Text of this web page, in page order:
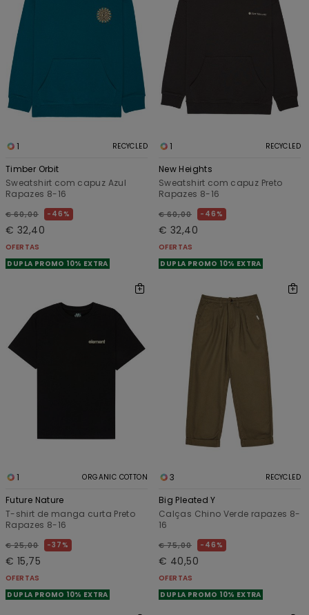
1 RECYCLED
Timber Orbit
Sweatshirt com capuz Azul
Rapazes 8-16
€ 60,00 46%
€ 32,40
OFERTAS
DUPLA PROMO 10% EXTRA
1 RECYCLED
New Heights
Sweatshirt com capuz Preto
Rapazes 8-16
€ 60,00 46%
€ 32,40
OFERTAS
DUPLA PROMO 10% EXTRA
1 ORGANIC COTTON
Future Nature
T-shirt de manga curta Preto
Rapazes 8-16
€ 25,00 37%
€ 15,75
OFERTAS
DUPLA PROMO 10% EXTRA
3 RECYCLED
Big Pleated Y
Calças Chino Verde rapazes 8-
16
€ 75,00 46%
€ 40,50
OFERTAS
DUPLA PROMO 10% EXTRA